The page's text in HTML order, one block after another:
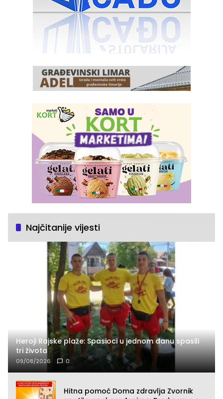
Najčitanije vijesti
Heroji Rajske plaže: Spasioci u jednom danu spasili
tri života
09/08/2026 0
Hitna pomoć Doma zdravlja Zvornik